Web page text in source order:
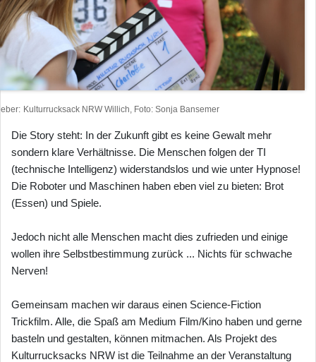
Kulturrucksack NRW Willich, Foto: Sonja Bansemer
Die Story steht: In der Zukunft gibt es keine Gewalt mehr
sondern klare Verhältnisse. Die Menschen folgen der TI
(technische Intelligenz) widerstandslos und wie unter Hypnose!
Die Roboter und Maschinen haben eben viel zu bieten: Brot
(Essen) und Spiele.
Jedoch nicht alle Menschen macht dies zufrieden und einige
wollen ihre Selbstbestimmung zurück ... Nichts für schwache
Nerven!
Gemeinsam machen wir daraus einen Science-Fiction
Trickfilm. Alle, die Spaß am Medium Film/Kino haben und gerne
basteln und gestalten, können mitmachen. Als Projekt des
Kulturrucksacks NRW ist die Teilnahme an der Veranstaltung